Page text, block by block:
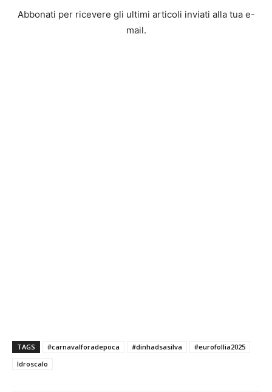
Abbonati per ricevere gli ultimi articoli inviati alla tua e-
mail.
TAGS #carnavalforadepoca #dinhadsasilva
#eurofollia2025
Idroscalo